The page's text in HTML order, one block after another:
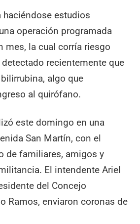
haciéndose estudios
operación programada
mes, la cual corría riesgo
recientemente que
algo que
al quirófano.
este domingo en una
San Martín, con el
de familiares, amigos y
El intendente Ariel
del Concejo
Ramos, enviaron coronas de